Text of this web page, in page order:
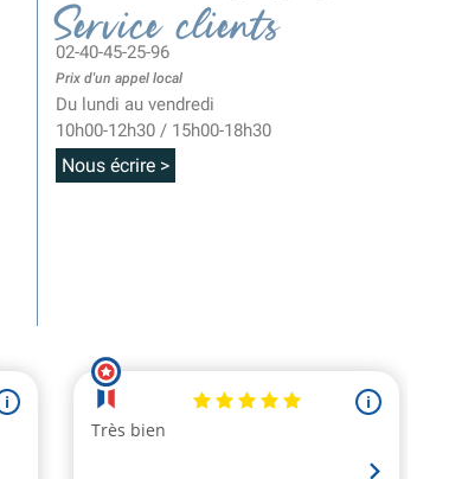
Service clients
02-40-45-25-96
Prix d'un appel local
Du lundi au vendredi
10h00-12h30 / 15h00-18h30
Nous écrire >